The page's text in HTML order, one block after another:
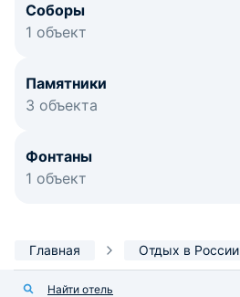
Соборы
1 объект
Памятники
3 объекта
Фонтаны
1 объект
Главная Отдых в России
Найти отель